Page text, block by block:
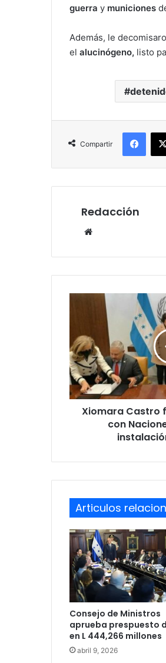
guerra y municiones
Además, le
el alucinógeno, listo
Compartir
Redacción
memorándum
con
Naciones
Unidas
para
instalación
Xiomara Castro
con
Articulos
Consejo de Ministros
aprueba prespuesto
en L 444,266 millones
abril 9, 2026